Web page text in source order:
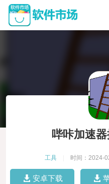
哔咔加速
工具 时间：2024-
安卓下载